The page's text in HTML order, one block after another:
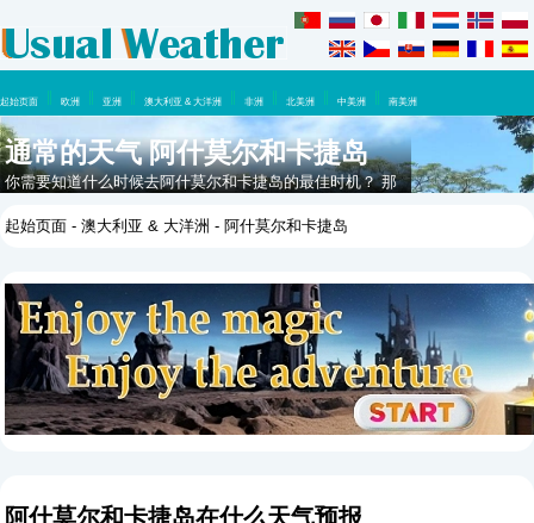
起始页面 欧洲 亚洲 澳大利亚 & 大洋洲 非洲 北美洲 中美洲 南美洲
通常的天气 阿什莫尔和卡捷岛
你需要知道什么时候去阿什莫尔和卡捷岛的最佳时机？ 那
起始页面 -澳大利亚 & 大洋洲 - 阿什莫尔和卡捷岛
阿什莫尔和卡捷岛在什么天气预报